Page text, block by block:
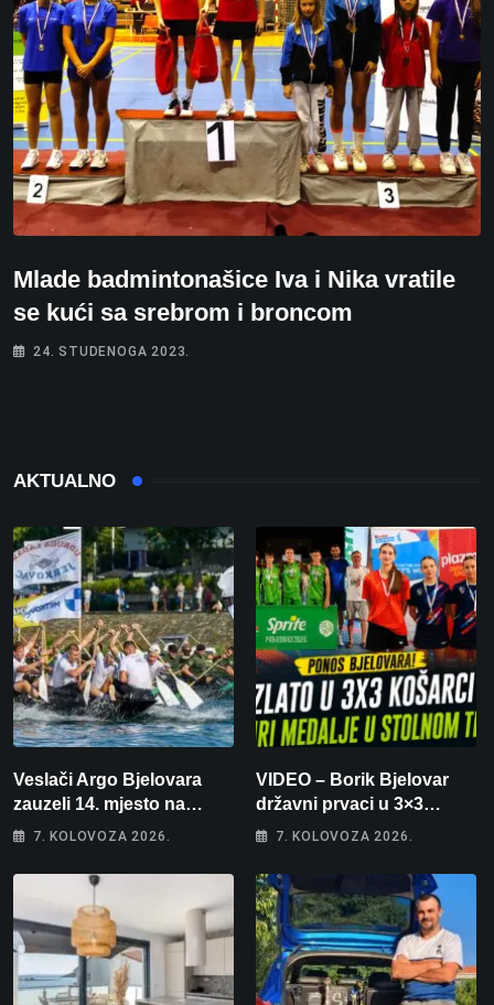
Mlade badmintonašice Iva i Nika vratile
se kući sa srebrom i broncom
24. STUDENOGA 2023.
AKTUALNO
Veslači Argo Bjelovara
zauzeli 14. mjesto na
brzincu
7. KOLOVOZA 2026.
VIDEO – Borik Bjelovar
državni prvaci u 3×3
košarci, Klara Končar je
stolnom tenisu!
7. KOLOVOZA 2026.